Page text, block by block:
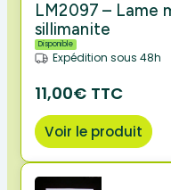
LM2097 – Lame
sillimanite
Disponible
Expédition sous 48h
11,00€ TTC
Voir le produit